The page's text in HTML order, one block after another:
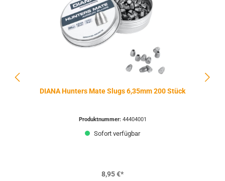
DIANA Hunters Mate Slugs 6,35mm 200 Stück
Produktnummer: 44404001
Sofort verfügbar
8,95 €*